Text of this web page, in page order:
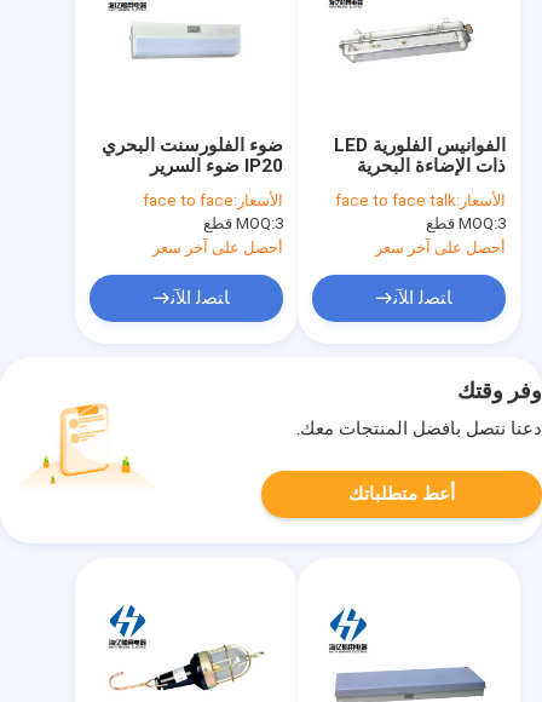
ضوء الفلورسنت البحري
IP20 ضوء السرير
الفلوري المقاوم للماء
JTY15 - 1A
الأسعار:face to face
MOQ:3 قطع
أحصل على آخر سعر
ﺎﺘﺼﻟ ﺍﻶﻧ
الفوانيس الفلورية LED
ذات الإضاءة البحرية
المقاومة للماء مع
الطوارئ jcy42-2
الأسعار:face to face talk
MOQ:3 قطع
أحصل على آخر سعر
ﺎﺘﺼﻟ ﺍﻶﻧ
وفر وقتك
دعنا نتصل بأفضل المنتجات معك.
أعط متطلباتك